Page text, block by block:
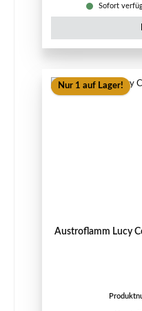
Sofort
Nur 1 auf Lager!
Austroflamm Lucy